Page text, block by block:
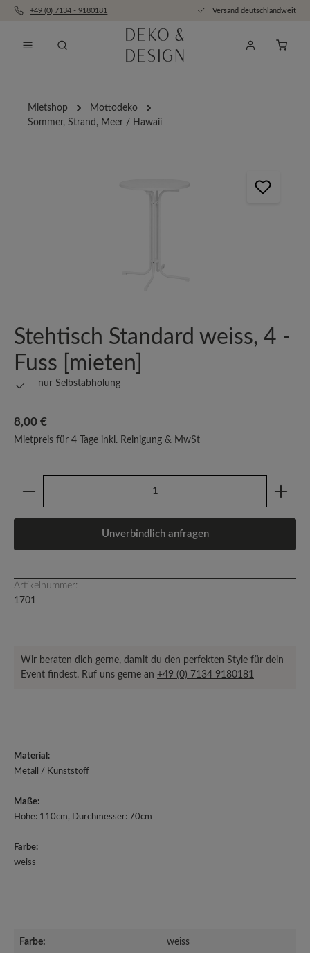
Zum Hauptinhalt springen
+49 (0) 7134 - 9180181 Versand deutschlandweit
Mietshop
Mottodeko
Sommer, Strand, Meer / Hawaii
Stehtisch Standard weiss, 4 -
Fuss [mieten]
nur Selbstabholung
Regulärer Preis:
8,00 €
Mietpreis für 4 Tage inkl. Reinigung & MwSt
Produkt Anzahl: Gib den gewünschten Wert ein
Unverbindlich anfragen
Artikelnummer:
1701
Wir beraten dich gerne, damit du den perfekten Style für dein
Event findest. Ruf uns gerne an +49 (0) 7134 9180181
Material:
Metall / Kunststoff
Maße:
Höhe: 110cm, Durchmesser: 70cm
Farbe:
weiss
Farbe: weiss